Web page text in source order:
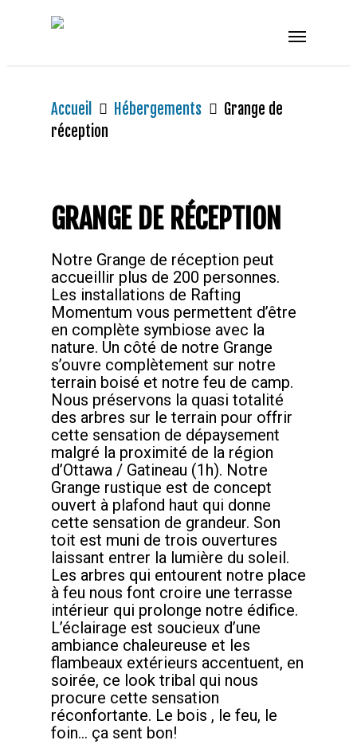
Accueil Hébergements
Grange de
réception
GRANGE DE RÉCEPTION
Notre Grange de réception peut
accueillir plus de 200 personnes.
Les installations de Rafting
Momentum vous permettent d’être
en complète symbiose avec la
nature. Un côté de notre Grange
s’ouvre complètement sur notre
terrain boisé et notre feu de camp.
Nous préservons la quasi totalité
des arbres sur le terrain pour offrir
cette sensation de dépaysement
malgré la proximité de la région
d’Ottawa / Gatineau (1h). Notre
Grange rustique est de concept
ouvert à plafond haut qui donne
cette sensation de grandeur. Son
toit est muni de trois ouvertures
laissant entrer la lumière du soleil.
Les arbres qui entourent notre place
à feu nous font croire une terrasse
intérieur qui prolonge notre édifice.
L’éclairage est soucieux d’une
ambiance chaleureuse et les
flambeaux extérieurs accentuent, en
soirée, ce look tribal qui nous
procure cette sensation
réconfortante. Le bois , le feu, le
foin… ça sent bon!